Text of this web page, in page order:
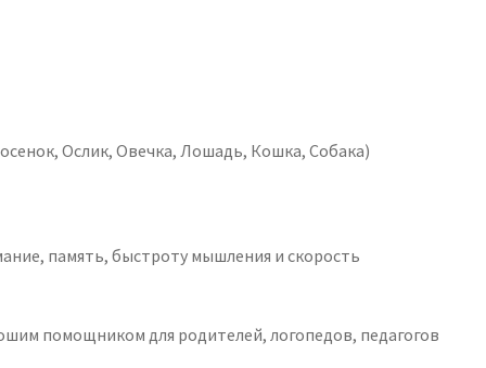
Ослик, Овечка, Лошадь, Кошка, Собака)
память, быстроту мышления и скорость
помощником для родителей, логопедов, педагогов